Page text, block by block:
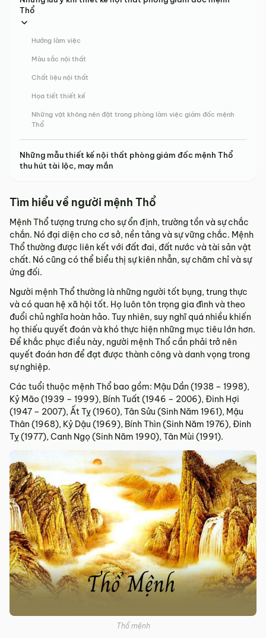
Thổ
Hướng làm việc
Màu sắc nội thất
Chất liệu nội thất
Họa tiết thiết kế
Những vật không nên đặt trong phòng làm việc giám đốc mệnh
Thổ
Những mẫu thiết kế nội thất phòng giám đốc mệnh Thổ
thu hút tài lộc, may mắn
Tìm hiểu về người mệnh Thổ
Mệnh Thổ tượng trưng cho sự ổn định, trường tồn và sự chắc
chắn. Nó đại diện cho cơ sở, nền tảng và sự vững chắc. Mệnh
Thổ thường được liên kết với đất đai, đất nước và tài sản vật
chất. Nó cũng có thể biểu thị sự kiên nhẫn, sự chăm chỉ và sự
ứng đối.
Người mệnh Thổ thường là những người tốt bụng, trung thực
và có quan hệ xã hội tốt. Họ luôn tôn trọng gia đình và theo
đuổi chủ nghĩa hoàn hảo. Tuy nhiên, suy nghĩ quá nhiều khiến
họ thiếu quyết đoán và khó thực hiện những mục tiêu lớn hơn.
Để khắc phục điều này, người mệnh Thổ cần phải trở nên
quyết đoán hơn để đạt được thành công và danh vọng trong
sự nghiệp.
Các tuổi thuộc mệnh Thổ bao gồm: Mậu Dần (1938 – 1998),
Kỷ Mão (1939 – 1999), Bính Tuất (1946 – 2006), Đinh Hợi
(1947 – 2007), Ất Tỵ (1960), Tân Sửu (Sinh Năm 1961), Mậu
Thân (1968), Kỷ Dậu (1969), Bính Thìn (Sinh Năm 1976), Đinh
Tỵ (1977), Canh Ngọ (Sinh Năm 1990), Tân Mùi (1991).
Thổ mệnh